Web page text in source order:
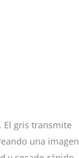
El gris transmite
una imagen